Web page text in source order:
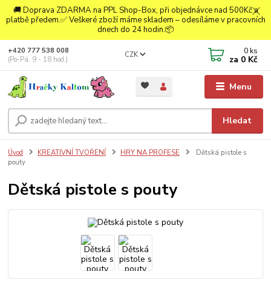
🚚 Doprava ZDARMA na PPL Shop-Box, při objednávce nad 500Kč a
platbě předem.✅ Veškeré zboží máme skladem – odesíláme v pracovních
dnech do 24 hodin.📦
Menu
CZK
Hledat
+420 777 538 008
(Po-Pá, 9 - 18 hod.)
0 ks
za 0 Kč
Úvod KREATIVNÍ TVOŘENÍ HRY NA PROFESE
Dětská pistole s
pouty
Dětská pistole s pouty